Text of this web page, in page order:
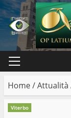
Skip
to
content
Primary
Home/Attualità
Viterbo